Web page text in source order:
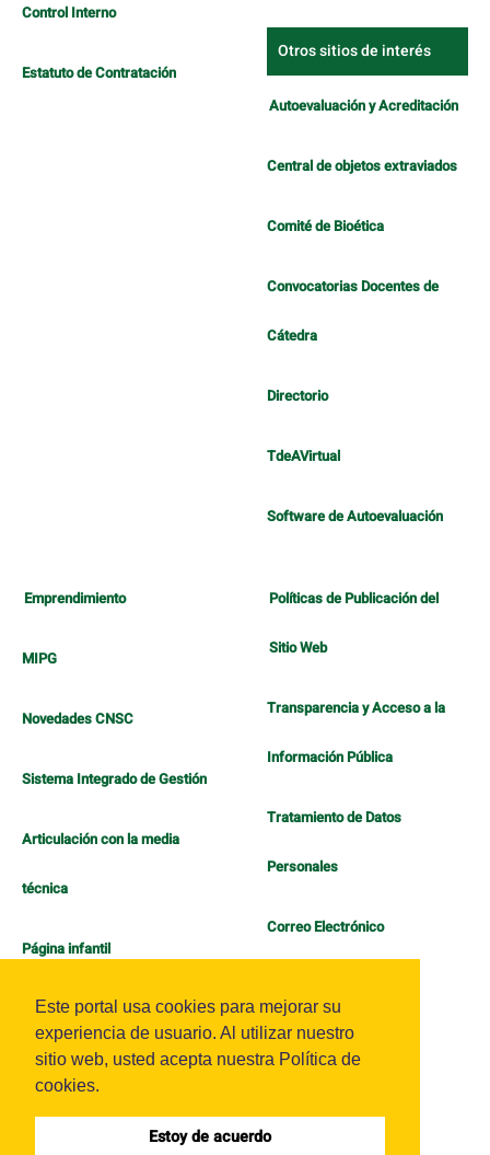
Este portal usa cookies para mejorar su
experiencia de usuario. Al utilizar nuestro
sitio web, usted acepta nuestra Política de
cookies.
Estoy de acuerdo
Control Interno
Estatuto de Contratación
Otros sitios de interés
Autoevaluación y Acreditación
Central de objetos extraviados
Comité de Bioética
Convocatorias Docentes de
Cátedra
Directorio
TdeAVirtual
Software de Autoevaluación
Emprendimiento
MIPG
Novedades CNSC
Sistema Integrado de Gestión
Articulación con la media
técnica
Página infantil
Políticas de Publicación del
Sitio Web
Transparencia y Acceso a la
Información Pública
Tratamiento de Datos
Personales
Correo Electrónico